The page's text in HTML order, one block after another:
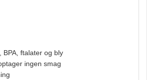
BPA, ftalater og bly
ingen smag